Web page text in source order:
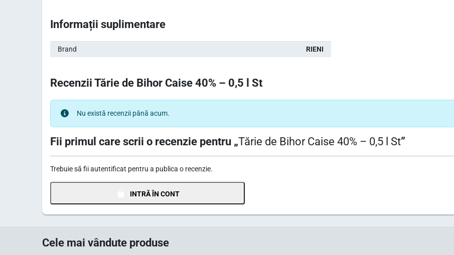
Informații suplimentare
Brand RIENI
Recenzii Tărie de Bihor Caise 40% – 0,5 l St
Nu există recenzii până acum.
Fii primul care scrii o recenzie pentru „Tărie de Bihor Caise 40% – 0,5 l St”
Trebuie să fiiautentificat pentru a publica o recenzie.
INTRĂ ÎN CONT
Cele mai vândute produse